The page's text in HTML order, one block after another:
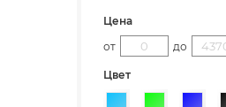
Цена
от
до
Цвет
ГолубойЗеленый